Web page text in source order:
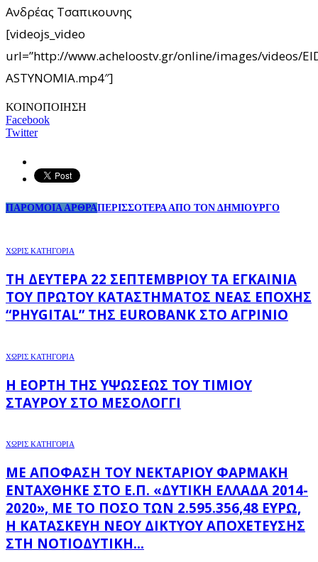
Ανδρέας Τσαπικουνης
[videojs_video
url=”http://www.acheloostv.gr/online/images/videos/
ASTYNOMIA.mp4″]
ΚΟΙΝΟΠΟΙΗΣΗ
Facebook
Twitter
ΠΑΡΟΜΟΙΑ ΑΡΘΡΑΠΕΡΙΣΣΟΤΕΡΑ ΑΠΟ ΤΟΝ ΔΗΜΙΟΥΡΓΟ
ΧΩΡΊΣ ΚΑΤΗΓΟΡΊΑ
ΤΗ ΔΕΥΤΈΡΑ 22 ΣΕΠΤΕΜΒΡΊΟΥ ΤΑ ΕΓΚΑΊΝΙΑ
ΤΟΥ ΠΡΏΤΟΥ ΚΑΤΑΣΤΉΜΑΤΟΣ ΝΈΑΣ ΕΠΟΧΉΣ
“PHYGITAL” ΤΗΣ EUROBANK ΣΤΟ ΑΓΡΊΝΙΟ
ΧΩΡΊΣ ΚΑΤΗΓΟΡΊΑ
Η ΕΟΡΤΉ ΤΗΣ ΥΨΏΣΕΩΣ ΤΟΥ ΤΙΜΊΟΥ
ΣΤΑΥΡΟΎ ΣΤΟ ΜΕΣΟΛΌΓΓΙ
ΧΩΡΊΣ ΚΑΤΗΓΟΡΊΑ
ΜΕ ΑΠΌΦΑΣΗ ΤΟΥ ΝΕΚΤΆΡΙΟΥ ΦΑΡΜΆΚΗ
ΕΝΤΆΧΘΗΚΕ ΣΤΟ Ε.Π. «ΔΥΤΙΚΉ ΕΛΛΆΔΑ 2014-
2020», ΜΕ ΤΟ ΠΟΣΌ ΤΩΝ 2.595.356,48 ΕΥΡΏ,
Η ΚΑΤΑΣΚΕΥΉ ΝΈΟΥ ΔΙΚΤΎΟΥ ΑΠΟΧΈΤΕΥΣΗΣ
ΣΤΗ ΝΟΤΙΟΔΥΤΙΚΉ...